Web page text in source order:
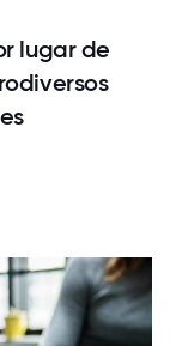
lugar de